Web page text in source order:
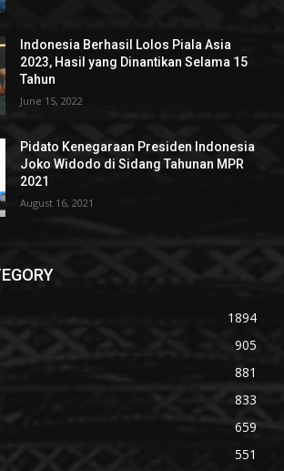
Indonesia Berhasil Lolos Piala Asia
2023, Hasil yang Dinantikan Selama 15
Tahun
June 15, 2022
Pidato Kenegaraan Presiden Indonesia
Joko Widodo di Sidang Tahunan MPR
2021
August 16, 2021
1894
905
881
833
659
551